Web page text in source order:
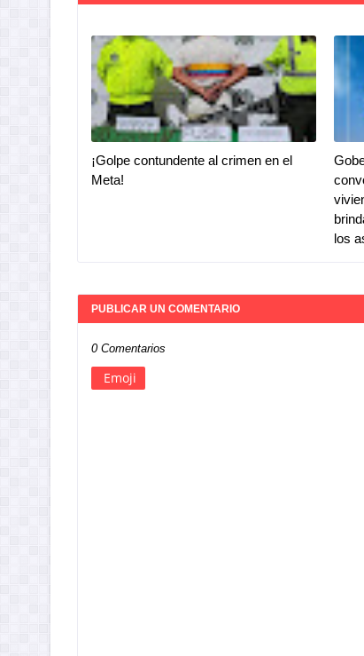
¡Golpe contundente al crimen en el
Meta!
los
PUBLICAR UN COMENTARIO
0 Comentarios
Emoji